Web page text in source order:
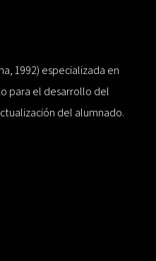
1992) especializada en
para el desarrollo del
del alumnado.